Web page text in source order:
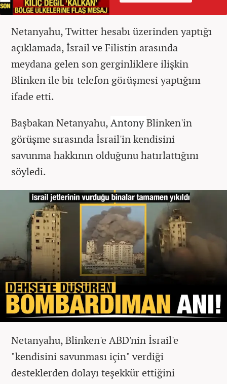
Netanyahu, Twitter hesabı üzerinden yaptığı
açıklamada, İsrail ve Filistin arasında
meydana gelen son gerginliklere ilişkin
Blinken ile bir telefon görüşmesi yaptığını
ifade etti.
Başbakan Netanyahu,AntonyBlinken'in
görüşme sırasında İsrail'in kendisini
savunma hakkının olduğunu hatırlattığını
söyledi.
Netanyahu, Blinken'e ABD'nin İsrail'e
"kendisini savunması için" verdiği
desteklerden dolayı teşekkür ettiğini